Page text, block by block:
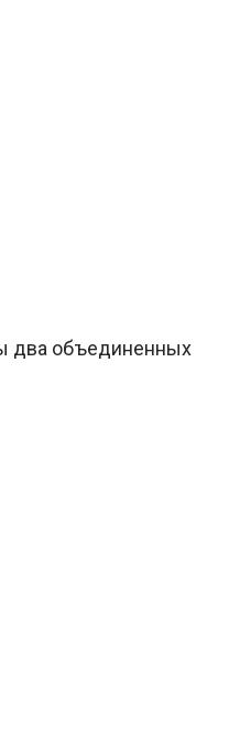
два объединенных